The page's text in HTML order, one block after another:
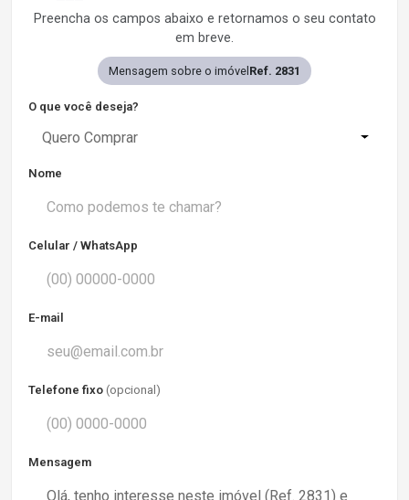
Preencha os campos abaixo e retornamos o seu contato
em breve.
Mensagem sobre o imóvelRef. 2831
O que você deseja?
Quero Comprar
Nome
Celular / WhatsApp
E-mail
Telefone fixo (opcional)
Mensagem